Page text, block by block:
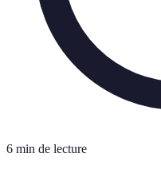
6 min de lecture